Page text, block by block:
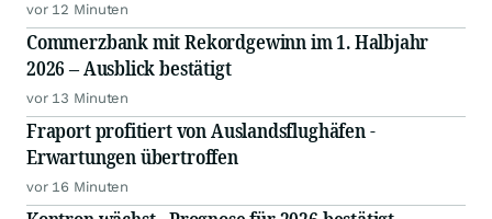
vor 12 Minuten
Commerzbank mit Rekordgewinn im 1. Halbjahr
2026 – Ausblick bestätigt
vor 13 Minuten
Fraport profitiert von Auslandsflughäfen -
Erwartungen übertroffen
vor 16 Minuten